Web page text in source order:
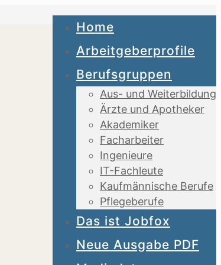
Home
Arbeitgeberprofile
Berufsgruppen
Aus- und Weiterbildung
Ärzte und Apotheker
Akademiker
Facharbeiter
Ingenieure
IT-Fachleute
Kaufmännische Berufe
Pflegeberufe
Das ist Jobfox
Neue Ausgabe PDF